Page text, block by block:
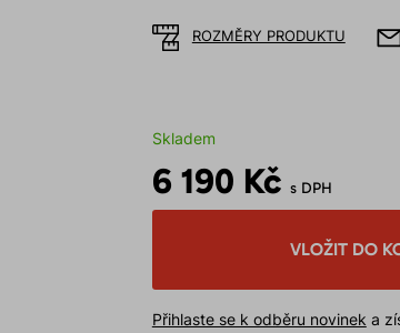
ROZMĚRY PRODUKTU
Skladem
6 190 Kč s DPH
VLOŽIT DO
Přihlaste se k odběru novinek a